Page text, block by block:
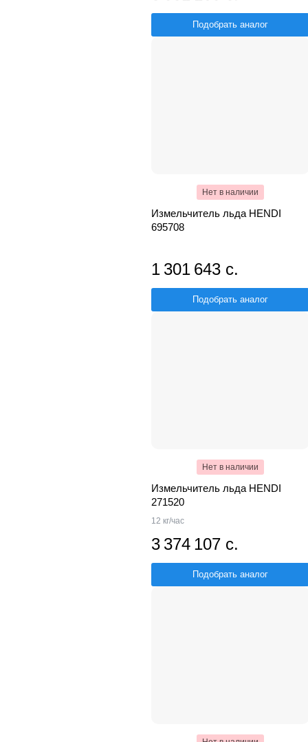
Подобрать аналог
Нет в наличии
Измельчитель льда HENDI
695708
1 301 643 с.
Подобрать аналог
Нет в наличии
Измельчитель льда HENDI
271520
12 кг/час
3 374 107 с.
Подобрать аналог